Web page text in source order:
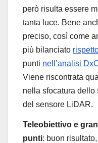
però risulta essere
tanta luce. Bene
preciso, così come
più bilanciato
punti nell’analisi
Viene riscontrata
nella sfocatura dello
del sensore LiDAR.
Teleobiettivo e
punti: buon